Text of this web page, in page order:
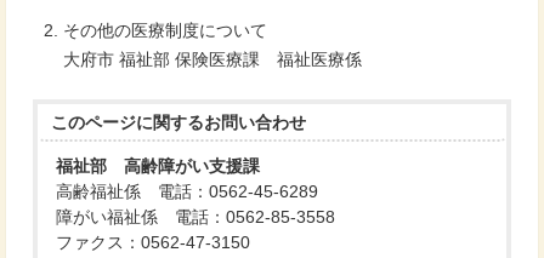
その他の医療制度について
大府市 福祉部 保険医療課 福祉医療係
このページに関するお問い合わせ
福祉部 高齢障がい支援課
高齢福祉係 電話：0562-45-6289
障がい福祉係 電話：0562-85-3558
ファクス：0562-47-3150